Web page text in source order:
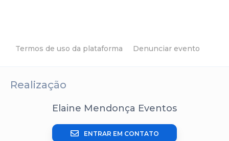
Termos de uso da plataforma Denunciar evento
Realização
Elaine Mendonça Eventos
ENTRAR EM CONTATO